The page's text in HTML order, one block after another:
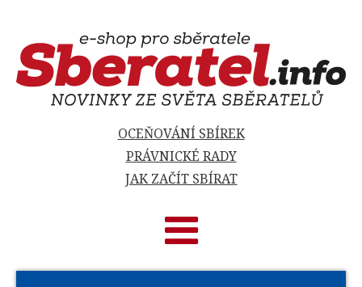
OCEŇOVÁNÍ SBÍREK
PRÁVNICKÉ RADY
JAK ZAČÍT SBÍRAT